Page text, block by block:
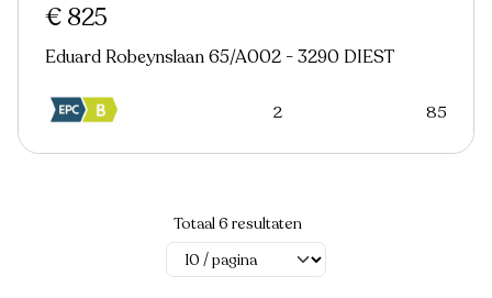
€ 825
Eduard Robeynslaan 65/A002 - 3290 DIEST
2 85
Totaal 6 resultaten